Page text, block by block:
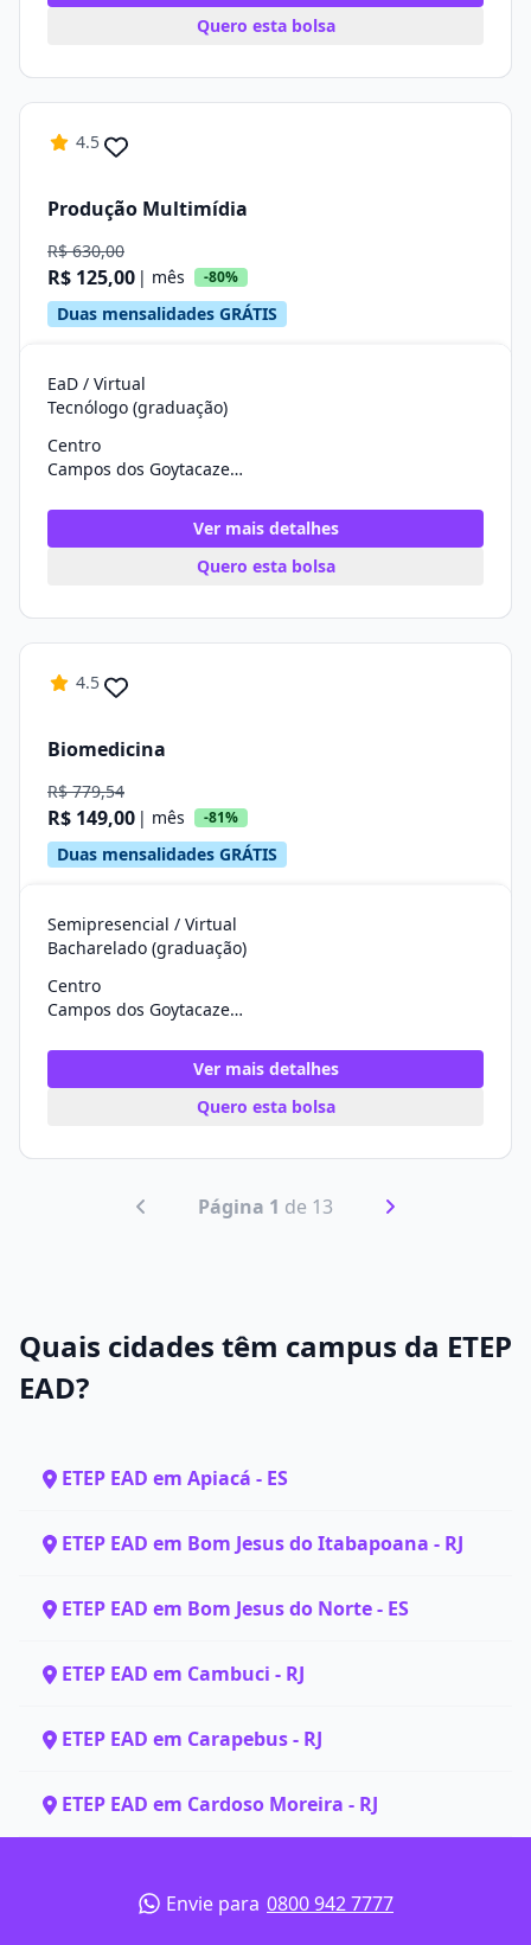
Quero esta bolsa
4.5
Produção Multimídia
R$ 630,00
R$ 125,00 | mês -80%
Duas mensalidades GRÁTIS
EaD / Virtual
Tecnólogo (graduação)
Centro
Campos dos Goytacazes/RJ
Ver mais detalhes
Quero esta bolsa
4.5
Biomedicina
R$ 779,54
R$ 149,00 | mês -81%
Duas mensalidades GRÁTIS
Semipresencial / Virtual
Bacharelado (graduação)
Centro
Campos dos Goytacazes/RJ
Ver mais detalhes
Quero esta bolsa
Página 1 de 13
Quais cidades têm campus da ETEP
EAD?
ETEP EAD em Apiacá - ES
ETEP EAD em Bom Jesus do Itabapoana - RJ
ETEP EAD em Bom Jesus do Norte - ES
ETEP EAD em Cambuci - RJ
ETEP EAD em Carapebus - RJ
ETEP EAD em Cardoso Moreira - RJ
Envie para 0800 942 7777